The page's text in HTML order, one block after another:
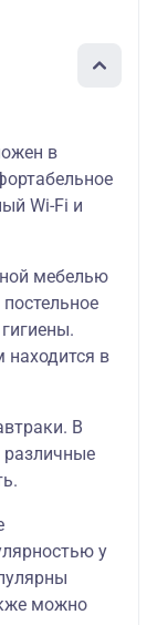
в
Wi-Fi и
мебелью
в
В
различные
у
можно